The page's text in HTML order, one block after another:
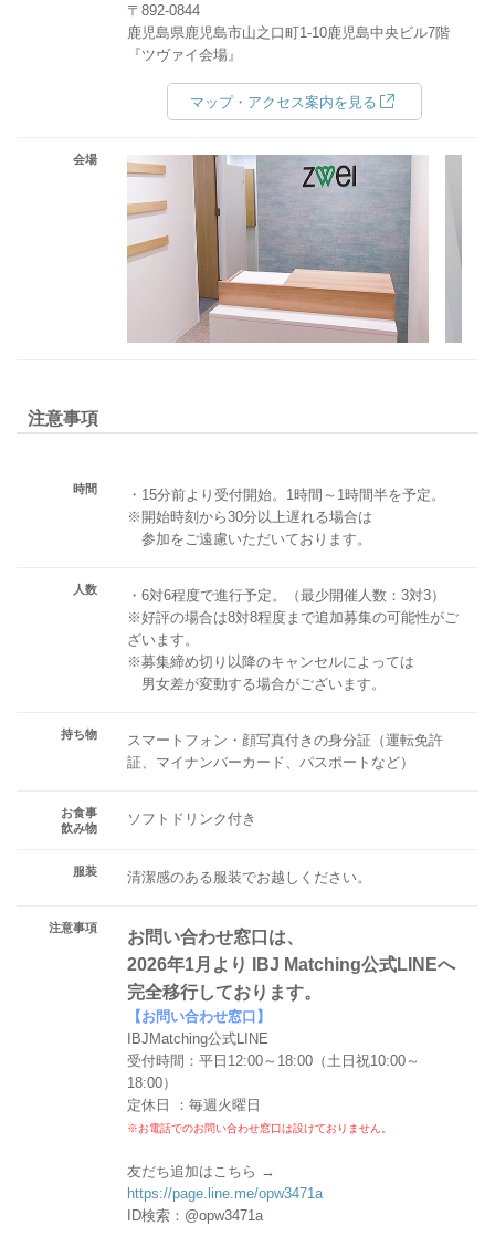
〒892-0844
鹿児島県鹿児島市山之口町1-10鹿児島中央ビル7階
『ツヴァイ会場』
マップ・アクセス案内を見る
会場
注意事項
時間
・15分前より受付開始。1時間～1時間半を予定。
※開始時刻から30分以上遅れる場合は
参加をご遠慮いただいております。
人数
・6対6程度で進行予定。（最少開催人数：3対3）
※好評の場合は8対8程度まで追加募集の可能性がご
ざいます。
※募集締め切り以降のキャンセルによっては
男女差が変動する場合がございます。
持ち物
スマートフォン・顔写真付きの身分証（運転免許
証、マイナンバーカード、パスポートなど）
お食事
飲み物
ソフトドリンク付き
服装 清潔感のある服装でお越しください。
注意事項
お問い合わせ窓口は、
2026年1月より IBJ Matching公式LINEへ
完全移行しております。
【お問い合わせ窓口】
IBJMatching公式LINE
受付時間：平日12:00～18:00（土日祝10:00～
18:00）
定休日 ：毎週火曜日
※お電話でのお問い合わせ窓口は設けておりません。
友だち追加はこちら →
https://page.line.me/opw3471a
ID検索：@opw3471a